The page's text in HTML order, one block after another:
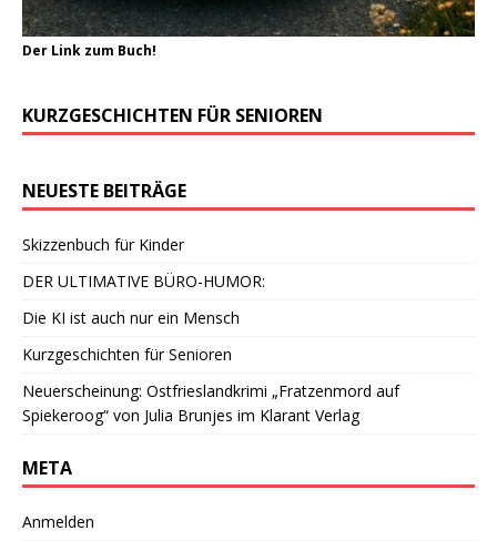
Der Link zum Buch!
KURZGESCHICHTEN FÜR SENIOREN
NEUESTE BEITRÄGE
Skizzenbuch für Kinder
DER ULTIMATIVE BÜRO-HUMOR:
Die KI ist auch nur ein Mensch
Kurzgeschichten für Senioren
Neuerscheinung: Ostfrieslandkrimi „Fratzenmord auf
Spiekeroog“ von Julia Brunjes im Klarant Verlag
META
Anmelden